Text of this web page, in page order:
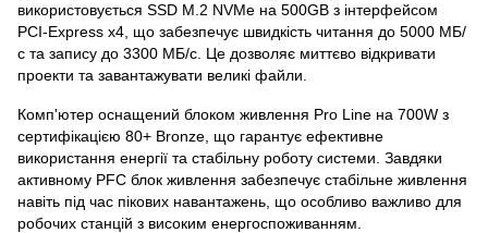
використовується SSD M.2 NVMe на 500GB з інтерфейсом
PCI-Express x4, що забезпечує швидкість читання до 5000 МБ/
с та запису до 3300 МБ/с. Це дозволяє миттєво відкривати
проекти та завантажувати великі файли.
Комп'ютер оснащений блоком живлення Pro Line на 700W з
сертифікацією 80+ Bronze, що гарантує ефективне
використання енергії та стабільну роботу системи. Завдяки
активному PFC блок живлення забезпечує стабільне живлення
навіть під час пікових навантажень, що особливо важливо для
робочих станцій з високим енергоспоживанням.